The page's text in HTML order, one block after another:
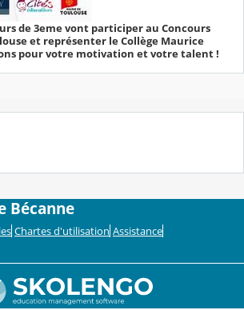
de 3eme vont participer au Concours
et représenter le Collège Maurice
pour votre motivation et votre talent !
Bécanne
Chartes d'utilisation Assistance